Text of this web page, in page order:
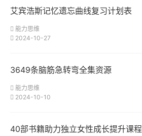
艾宾浩斯记忆遗忘曲线复习计划表
能力思维
2024-10-27
3649条脑筋急转弯全集资源
能力思维
2024-10-10
40部书籍助力独立女性成长提升课程